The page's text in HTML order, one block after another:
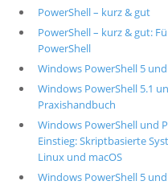
PowerShell – kurz & gut
PowerShell – kurz & gut:
PowerShell
Windows PowerShell 5
Windows PowerShell 5.1
Praxishandbuch
Windows PowerShell und
Einstieg: Skriptbasierte
Linux und macOS
Windows PowerShell 5